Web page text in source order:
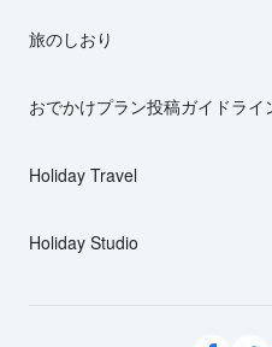
旅のしおり
おでかけプラン投稿ガイドライ
Holiday Travel
Holiday Studio